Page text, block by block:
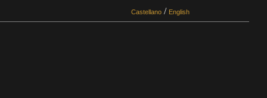
Castellano / English